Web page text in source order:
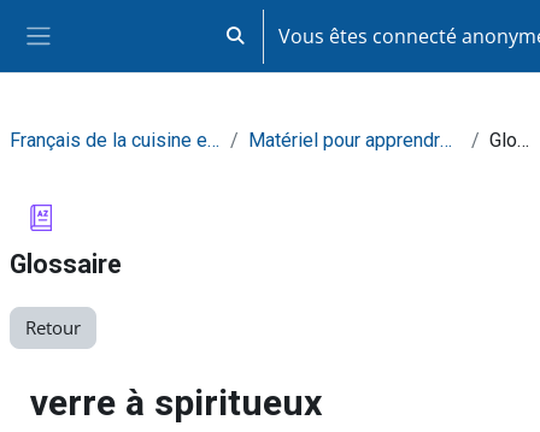
Activer/désactiver la saisie de
Vous êtes connecté
Français de la cuisine et de la restauration Matériel pour apprendre de façon autonome Glossaire
Glossaire
Retour
verre à spiritueux